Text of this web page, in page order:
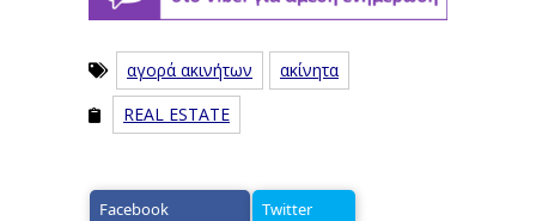
αγορά ακινήτων
ακίνητα
REAL ESTATE
Facebook
Twitter